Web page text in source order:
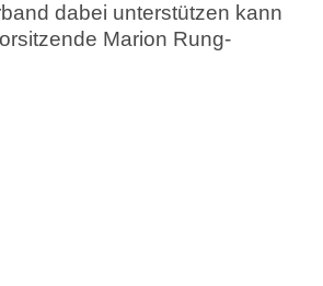
dabei unterstützen kann
Marion Rung-